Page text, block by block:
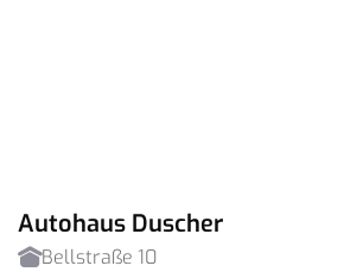
Autohaus Duscher
Bellstraße 10